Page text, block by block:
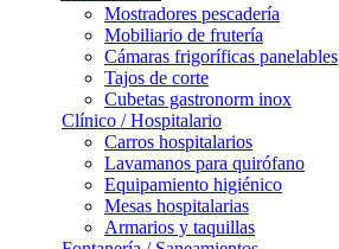
Mostradores pescadería
Mobiliario de frutería
Cámaras frigoríficas panelables
Tajos de corte
Cubetas gastronorm inox
Clínico / Hospitalario
Carros hospitalarios
Lavamanos para quirófano
Equipamiento higiénico
Mesas hospitalarias
Armarios y taquillas